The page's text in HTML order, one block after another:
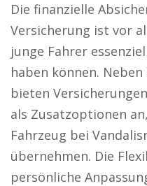
Die finanzielle
Versicherung ist vor
junge Fahrer
haben können.
bieten
als Zusatzoptionen
Fahrzeug bei
übernehmen. Die
persönliche